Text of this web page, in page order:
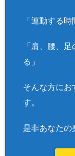
「運動する時
「肩、腰、
る」
そんな方にお
す。
是非あなたの